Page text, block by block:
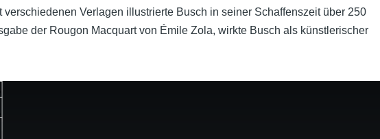
Verlagen illustrierte Busch in seiner Schaffenszeit über 250
der Rougon Macquart von Émile Zola, wirkte Busch als künstlerischer